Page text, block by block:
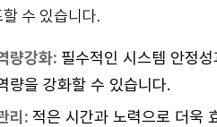
수 있습니다.
량강화: 필수적인 시스템 안정
량을 강화할 수 있습니다.
리: 적은 시간과 노력으로 더욱